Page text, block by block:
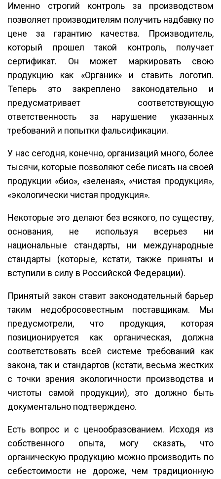
Именно строгий контроль за производством
позволяет производителям получить надбавку по
цене за гарантию качества. Производитель,
который прошел такой контроль, получает
сертификат. Он может маркировать свою
продукцию как «Органик» и ставить логотип.
Теперь это закреплено законодательно и
предусматривает соответствующую
ответственность за нарушение указанных
требований и попытки фальсификации.
У нас сегодня, конечно, организаций много, более
тысячи, которые позволяют себе писать на своей
продукции «био», «зеленая», «чистая продукция»,
«экологически чистая продукция».
Некоторые это делают без всякого, по существу,
основания, не используя всерьез ни
национальные стандарты, ни международные
стандарты (которые, кстати, также приняты и
вступили в силу в Российской Федерации).
Принятый закон ставит законодательный барьер
таким недобросовестным поставщикам. Мы
предусмотрели, что продукция, которая
позиционируется как органическая, должна
соответствовать всей системе требований как
закона, так и стандартов (кстати, весьма жестких
с точки зрения экологичности производства и
чистоты самой продукции), это должно быть
документально подтверждено.
Есть вопрос и с ценообразованием. Исходя из
собственного опыта, могу сказать, что
органическую продукцию можно производить по
себестоимости не дороже, чем традиционную